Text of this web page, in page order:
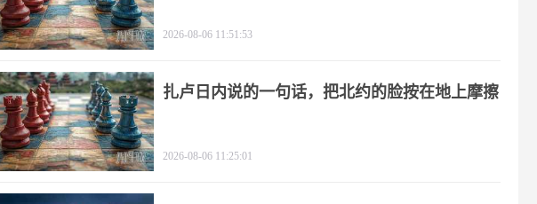
2026-08-06 11:51:53
扎卢日内说的一句话，把北约的脸按在地上摩擦
2026-08-06 11:25:01